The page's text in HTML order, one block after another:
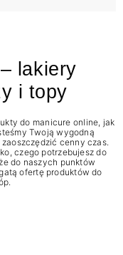
lakiery
i topy
do manicure online, jak
Twoją wygodną
cenny czas.
czego potrzebujesz do
do naszych punktów
ofertę produktów do